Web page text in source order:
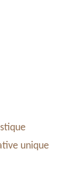
unique